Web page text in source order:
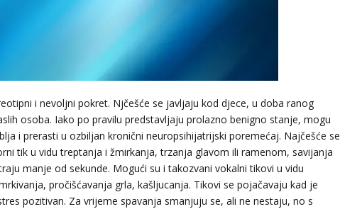
i nevoljni pokret. Njčešće se javljaju kod djece, u doba ranog
osoba. Iako po pravilu predstavljaju prolazno benigno stanje, mogu
i prerasti u ozbiljan kronični neuropsihijatrijski poremećaj. Najčešće se
tik u vidu treptanja i žmirkanja, trzanja glavom ili ramenom, savijanja
manje od sekunde. Mogući su i takozvani vokalni tikovi u vidu
pročišćavanja grla, kašljucanja. Tikovi se pojačavaju kad je
pozitivan. Za vrijeme spavanja smanjuju se, ali ne nestaju, no s